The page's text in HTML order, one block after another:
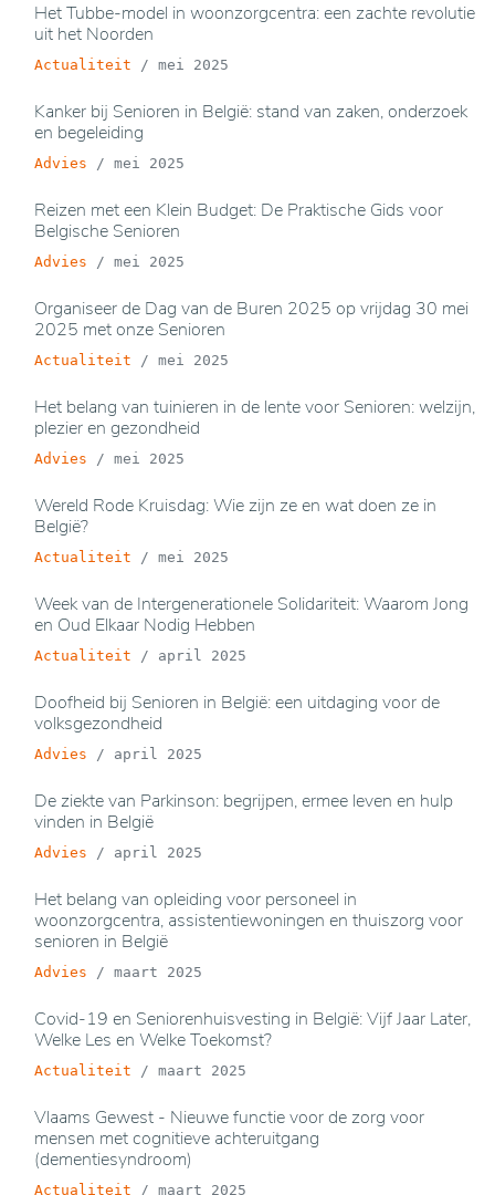
Het Tubbe-model in woonzorgcentra: een zachte revolutie
uit het Noorden
Actualiteit / mei 2025
Kanker bij Senioren in België: stand van zaken, onderzoek
en begeleiding
Advies / mei 2025
Reizen met een Klein Budget: De Praktische Gids voor
Belgische Senioren
Advies / mei 2025
Organiseer de Dag van de Buren 2025 op vrijdag 30 mei
2025 met onze Senioren
Actualiteit / mei 2025
Het belang van tuinieren in de lente voor Senioren: welzijn,
plezier en gezondheid
Advies / mei 2025
Wereld Rode Kruisdag: Wie zijn ze en wat doen ze in
België?
Actualiteit / mei 2025
Week van de Intergenerationele Solidariteit: Waarom Jong
en Oud Elkaar Nodig Hebben
Actualiteit / april 2025
Doofheid bij Senioren in België: een uitdaging voor de
volksgezondheid
Advies / april 2025
De ziekte van Parkinson: begrijpen, ermee leven en hulp
vinden in België
Advies / april 2025
Het belang van opleiding voor personeel in
woonzorgcentra, assistentiewoningen en thuiszorg voor
senioren in België
Advies / maart 2025
Covid-19 en Seniorenhuisvesting in België: Vijf Jaar Later,
Welke Les en Welke Toekomst?
Actualiteit / maart 2025
Vlaams Gewest - Nieuwe functie voor de zorg voor
mensen met cognitieve achteruitgang
(dementiesyndroom)
Actualiteit / maart 2025